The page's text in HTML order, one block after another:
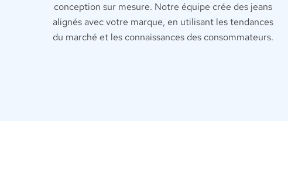
conception sur mesure. Notre équipe crée des jeans
alignés avec votre marque, en utilisant les tendances
du marché et les connaissances des consommateurs.